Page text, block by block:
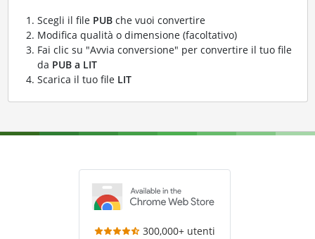
Scegli il file PUBche vuoi convertire
Modifica qualità o dimensione (facoltativo)
Fai clic su "Avvia conversione" per convertire il tuo file
da PUB a LIT
Scarica il tuo file LIT
300,000+ utenti